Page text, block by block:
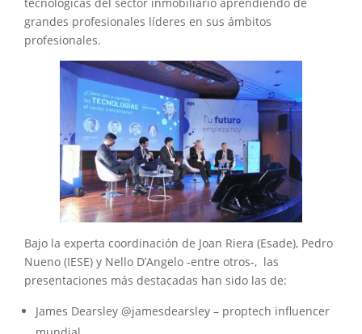
grandes profesionales líderes en sus ámbitos
profesionales.
Bajo la experta coordinación de Joan Riera (Esade), Pedro
Nueno (IESE) y Nello D’Angelo -entre otros-, las
presentaciones más destacadas han sido las de:
James Dearsley @jamesdearsley – proptech influencer